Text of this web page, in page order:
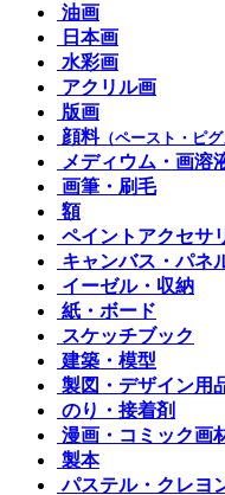
油画
日本画
水彩画
アクリル画
版画
顔料（ペースト・ピグ
メディウム・画溶
画筆・刷毛
額
ペイントアクセサ
キャンバス・パネ
イーゼル・収納
紙・ボード
スケッチブック
建築・模型
製図・デザイン用
のり・接着剤
漫画・コミック画
製本
パステル・クレヨ